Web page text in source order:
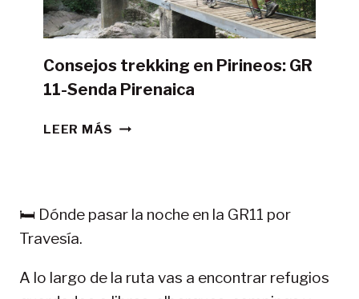
Consejos trekking en Pirineos: GR
11-Senda Pirenaica
LEER MÁS CONSEJOS
11-
🛏️ Dónde pasar la noche en la GR11 por
Travesía.
A lo largo de la ruta vas a encontrar refugios